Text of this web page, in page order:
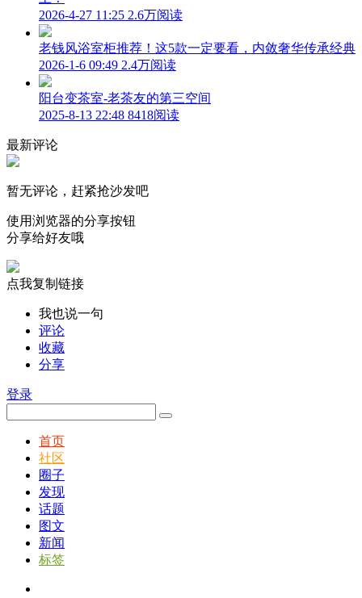
2026-4-27 11:25 2.6万阅读
老钱风浴室柜推荐！这5款一定要看，内敛奢华传承经典
2026-1-6 09:49 2.4万阅读
阳台变茶室-老茶友的第三空间
2025-8-13 22:48 8418阅读
最新评论
暂无评论，赶紧抢沙发吧
使用浏览器的分享按钮
分享给好友哦
点我复制链接
我也说一句
评论
收藏
分享
登录
首页
社区
圈子
发现
话题
图文
新闻
标签